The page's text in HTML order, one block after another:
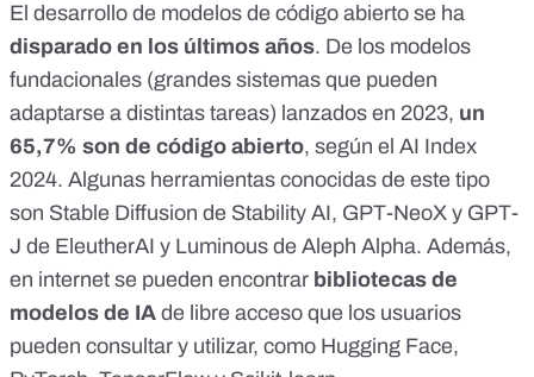
El desarrollo de modelos de código abierto se ha
disparado en los últimos años. De los modelos
fundacionales (grandes sistemas que pueden
adaptarse a distintas tareas) lanzados en 2023, un
65,7% son de código abierto, según el AI Index
2024. Algunas herramientas conocidas de este tipo
son Stable Diffusion de Stability AI, GPT-NeoX y GPT-
J de EleutherAI y Luminous de Aleph Alpha. Además,
en internet se pueden encontrar bibliotecas de
modelos de IA de libre acceso que los usuarios
pueden consultar y utilizar, como Hugging Face,